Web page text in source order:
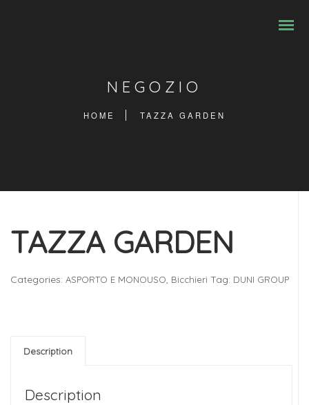
NEGOZIO
HOME TAZZA GARDEN
TAZZA GARDEN
Categories: ASPORTO E MONOUSO, Bicchieri Tag: DUNI GROUP
Description
Description